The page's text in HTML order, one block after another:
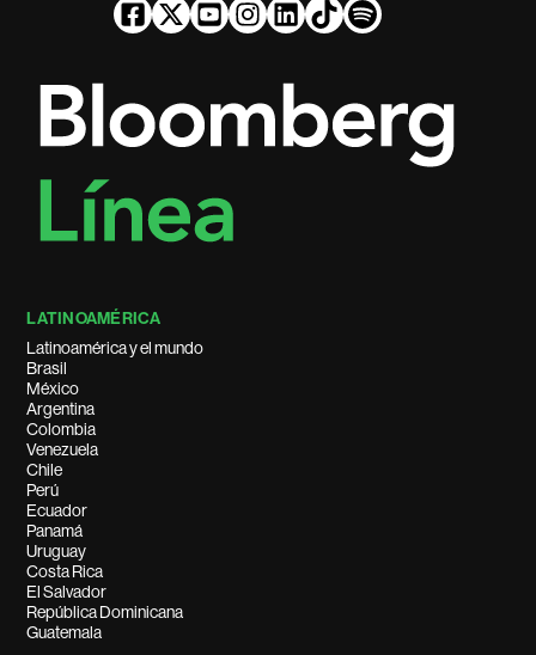
LATINOAMÉRICA
Latinoamérica y el mundo
Brasil
México
Argentina
Colombia
Venezuela
Chile
Perú
Ecuador
Panamá
Uruguay
Costa Rica
El Salvador
República Dominicana
Guatemala